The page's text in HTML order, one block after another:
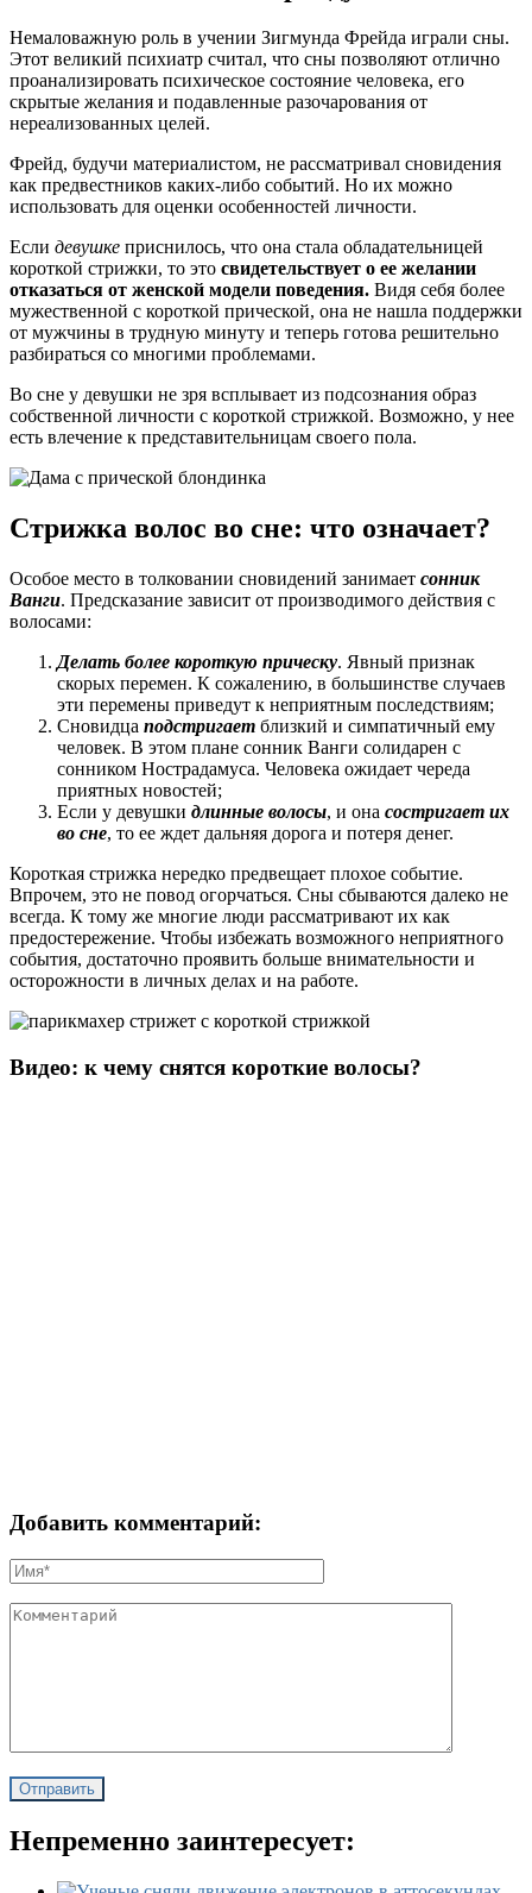
Немаловажную роль в учении Зигмунда Фрейда играли сны.
Этот великий психиатр считал, что сны позволяют отлично
проанализировать психическое состояние человека, его
скрытые желания и подавленные разочарования от
нереализованных целей.
Фрейд, будучи материалистом, не рассматривал сновидения
как предвестников каких-либо событий. Но их можно
использовать для оценки особенностей личности.
Если девушке приснилось, что она стала обладательницей
короткой стрижки, то это свидетельствует о ее желании
отказаться от женской модели поведения. Видя себя более
мужественной с короткой прической, она не нашла поддержки
от мужчины в трудную минуту и теперь готова решительно
разбираться со многими проблемами.
Во сне у девушки не зря всплывает из подсознания образ
собственной личности с короткой стрижкой. Возможно, у нее
есть влечение к представительницам своего пола.
Стрижка волос во сне: что означает?
Особое место в толковании сновидений занимает сонник
Ванги. Предсказание зависит от производимого действия с
волосами:
Делать более короткую прическу. Явный признак
скорых перемен. К сожалению, в большинстве случаев
эти перемены приведут к неприятным последствиям;
Сновидца подстригает близкий и симпатичный ему
человек. В этом плане сонник Ванги солидарен с
сонником Нострадамуса. Человека ожидает череда
приятных новостей;
Если у девушки длинные волосы, и она состригает их
во сне, то ее ждет дальняя дорога и потеря денег.
Короткая стрижка нередко предвещает плохое событие.
Впрочем, это не повод огорчаться. Сны сбываются далеко не
всегда. К тому же многие люди рассматривают их как
предостережение. Чтобы избежать возможного неприятного
события, достаточно проявить больше внимательности и
осторожности в личных делах и на работе.
Видео: к чему снятся короткие волосы?
Добавить комментарий:
Непременно заинтересует: